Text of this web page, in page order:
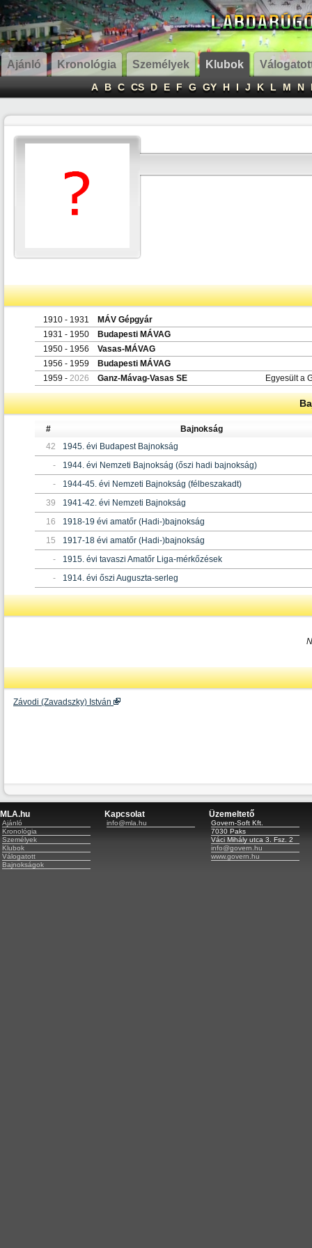
Ajánló Kronológia Személyek Klubok
A B C CS D E F G GY H I J K L M N
1910 - 1931
MÁV Gépgyár
1931 - 1950
Budapesti MÁVAG
1950 - 1956
Vasas-MÁVAG
1956 - 1959
Budapesti MÁVAG
1959 - 2026 Ganz-Mávag-Vasas SE Egyesült a
#
Bajnokság
42
1945. évi Budapest Bajnokság
-
1944. évi Nemzeti Bajnokság (őszi hadi bajnokság)
-
1944-45. évi Nemzeti Bajnokság (félbeszakadt)
39
1941-42. évi Nemzeti Bajnokság
16
1918-19 évi amatőr (Hadi-)bajnokság
15
1917-18 évi amatőr (Hadi-)bajnokság
-
1915. évi tavaszi Amatőr Liga-mérkőzések
-
1914. évi őszi Auguszta-serleg
Závodi (Zavadszky) István
MLA.hu
Ajánló
Kronológia
Személyek
Klubok
Válogatott
Bajnokságok
Kapcsolat
info@mla.hu
Üzemeltető
Govern-Soft Kft.
7030 Paks
Váci Mihály utca 3. Fsz. 2
info@govern.hu
www.govern.hu